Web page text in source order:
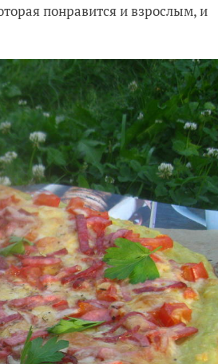
понравится и взрослым, и